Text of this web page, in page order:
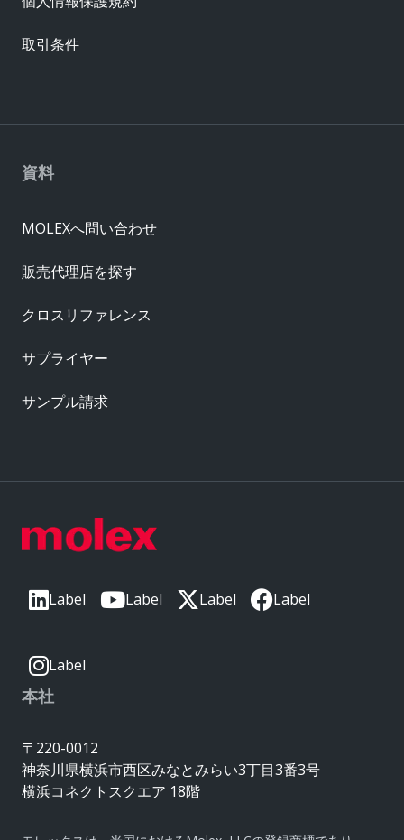
Label Label Label Label
Label
本社
〒220-0012
神奈川県横浜市西区みなとみらい3丁目3番3号
横浜コネクトスクエア 18階
資料
MOLEXへ問い合わせ
販売代理店を探す
クロスリファレンス
サプライヤー
サンプル請求
取引条件